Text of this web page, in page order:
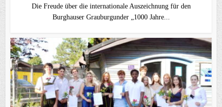
Die Freude über die internationale Auszeichnung für den
Burghauser Grauburgunder „1000 Jahre...